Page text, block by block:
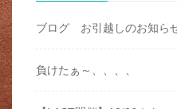
ブログ お引越しのお知ら
負けたぁ～、、、、